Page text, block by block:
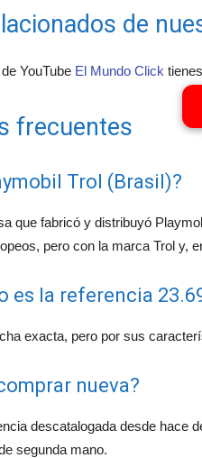
de
YouTube El Mundo Click
frecuentes
Trol (Brasil)?
que fabricó y distribuyó
pero con la marca Trol y,
es la referencia
exacta, pero por sus
nueva?
descatalogada desde hace
segunda mano.